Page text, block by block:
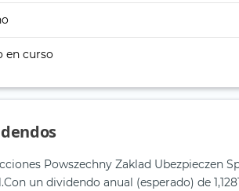
en curso
Powszechny Zaklad Ubezpieczen
Con un dividendo anual (esperado) de